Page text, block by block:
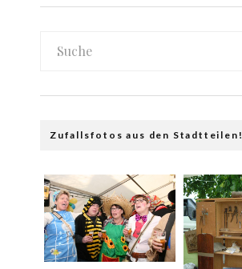
Zufallsfotos aus den Stadtteilen!